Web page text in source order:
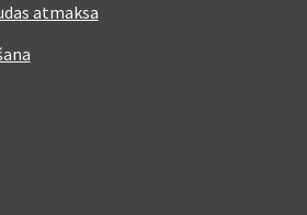
atmaksa